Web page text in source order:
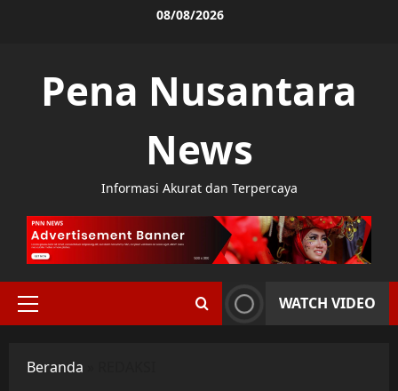
08/08/2026
Pena Nusantara
News
Informasi Akurat dan Terpercaya
Primary
WATCH VIDEO
Beranda